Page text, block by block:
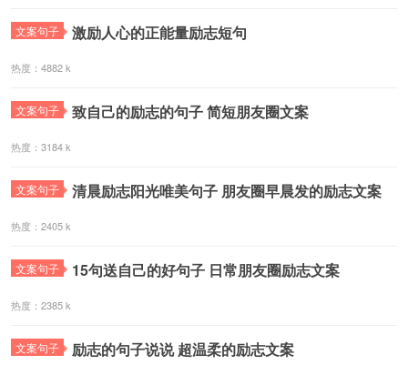
文案句子 激励人心的正能量励志短句
热度：4882 k
文案句子 致自己的励志的句子 简短朋友圈文案
热度：3184 k
文案句子 清晨励志阳光唯美句子 朋友圈早晨发的励志文案
热度：2405 k
文案句子 15句送自己的好句子 日常朋友圈励志文案
热度：2385 k
文案句子 励志的句子说说 超温柔的励志文案